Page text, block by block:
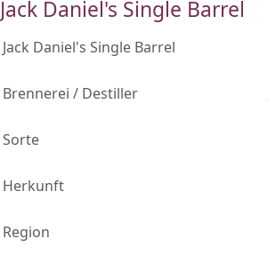
Jack Daniel's Single Barrel
Jack Daniel's Single Barrel
Brennerei / Destiller
Sorte
Herkunft
Region